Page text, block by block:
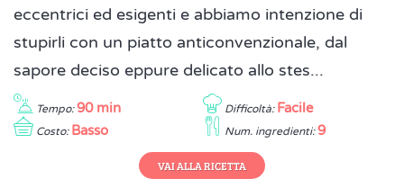
eccentrici ed esigenti e abbiamo intenzione di
stupirli con un piatto anticonvenzionale, dal
sapore deciso eppure delicato allo stes...
Tempo: 90 min Difficoltà: Facile
Costo: Basso Num. ingredienti: 9
VAI ALLA RICETTA